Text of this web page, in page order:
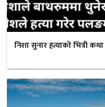
निशा सुनार हत्याको भित्री